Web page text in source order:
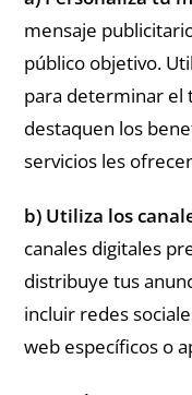
mensaje
público objetivo.
para determinar el
destaquen los
servicios les
b) Utiliza los
canales digitales
distribuye tus
incluir redes
web específicos o